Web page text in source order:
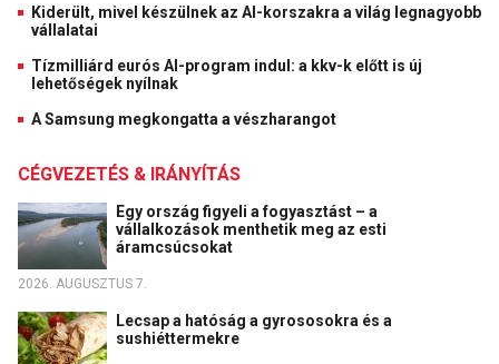
Kiderült, mivel készülnek az AI-korszakra a világ legnagyobb
vállalatai
Tízmilliárd eurós AI-program indul: a kkv-k előtt is új
lehetőségek nyílnak
A Samsung megkongatta a vészharangot
CÉGVEZETÉS & IRÁNYÍTÁS
Egy ország figyeli a fogyasztást – a
vállalkozások menthetik meg az esti
áramcsúcsokat
2026. AUGUSZTUS 7.
Lecsap a hatóság a gyrososokra és a
sushiéttermekre